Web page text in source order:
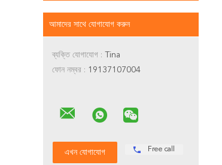
আমাদের সাথে যোগাযোগ করুন
ব্যক্তি যোগাযোগ : Tina
ফোন নম্বর : 19137107004
Free call